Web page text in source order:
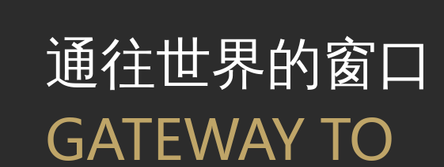
通往世界的窗口
GATEWAY TO